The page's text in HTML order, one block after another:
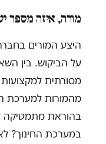
מורה, איזה מספר
היצע המורים
על הביקוש. בין
מסורתית
מהמורות למערכת
בהוראת מתמטיקה
במערכת החינוך?